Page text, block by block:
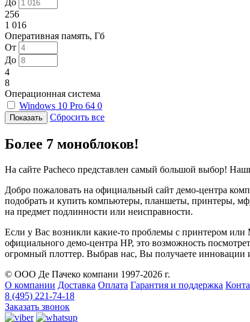
256
1 016
Оперативная память, Гб
От
До
4
8
Операционная система
Windows 10 Pro 64 0
Сбросить все
Более 7 моноблоков!
На сайте Pacheco представлен самый большой выбор!
Добро пожаловать на официальный сайт демо-центра
подобрать и купить компьютеры, планшеты, принтеры,
на предмет подлинности или неисправности.
Если у Вас возникли какие-то проблемы с принтером
официального демо-центра HP, это возможность
огромный плоттер. Выбрав нас, Вы получаете
© ООО Де Пачеко компани 1997-2026 г.
О компании Доставка Оплата Гарантия и поддержка
8 (495) 221-74-18
Заказать звонок